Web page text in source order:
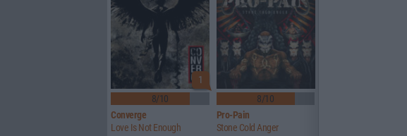
1
8/10
Converge
Love Is Not Enough
8/10
Pro-Pain
Stone Cold Anger